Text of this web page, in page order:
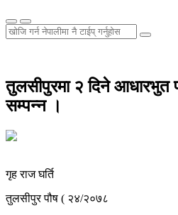
तुलसीपुरमा २ दिने आधारभुत
सम्पन्न ।
गृह राज घर्ति
तुलसीपुर पौष ( २४/२०७८